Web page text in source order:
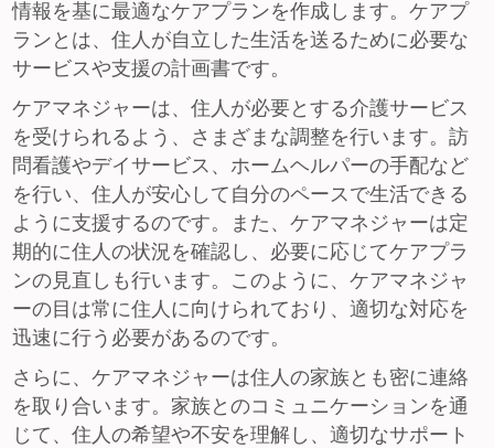
情報を基に最適なケアプランを作成します。ケアプ
ランとは、住人が自立した生活を送るために必要な
サービスや支援の計画書です。
ケアマネジャーは、住人が必要とする介護サービス
を受けられるよう、さまざまな調整を行います。訪
問看護やデイサービス、ホームヘルパーの手配など
を行い、住人が安心して自分のペースで生活できる
ように支援するのです。また、ケアマネジャーは定
期的に住人の状況を確認し、必要に応じてケアプラ
ンの見直しも行います。このように、ケアマネジャ
ーの目は常に住人に向けられており、適切な対応を
迅速に行う必要があるのです。
さらに、ケアマネジャーは住人の家族とも密に連絡
を取り合います。家族とのコミュニケーションを通
じて、住人の希望や不安を理解し、適切なサポート